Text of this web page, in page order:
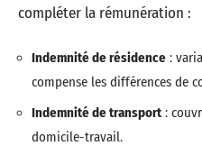
compléter la rémunération :
Indemnité de résidence :
compense les différences de
Indemnité de transport:
domicile-travail.